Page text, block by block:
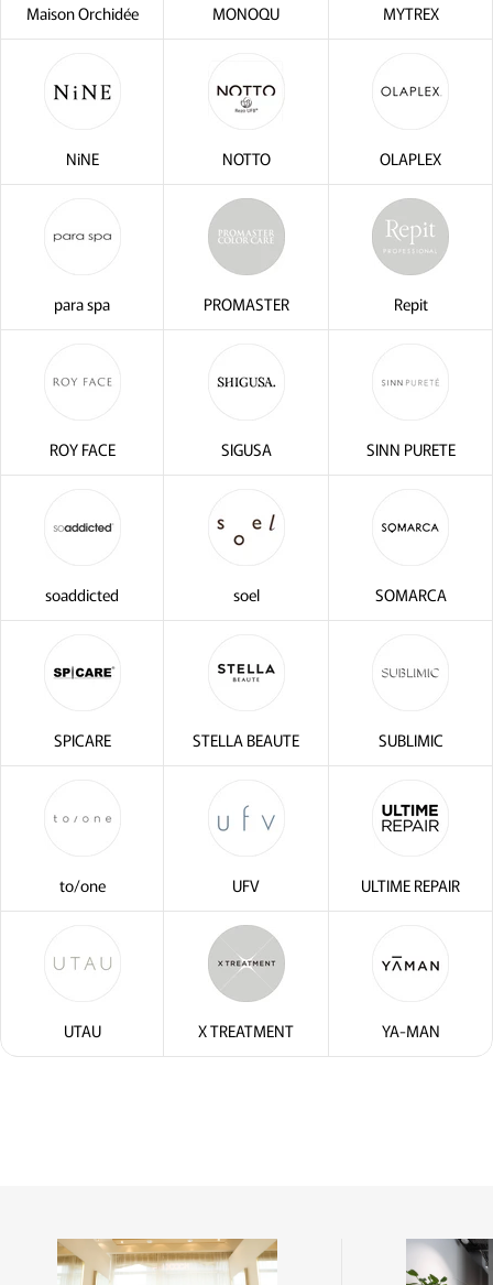
Maison Orchidée MONOQU MYTREX
NiNE NOTTO OLAPLEX
para spa PROMASTER Repit
ROY FACE SIGUSA SINN PURETE
soaddicted soel SOMARCA
SPICARE STELLA BEAUTE SUBLIMIC
to/one UFV ULTIME REPAIR
UTAU X TREATMENT YA-MAN